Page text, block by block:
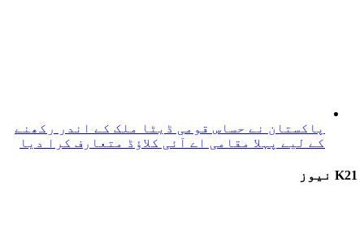
پاکستان نے حساس قومی ڈیٹا ملک کے اندر رکھنے
کے لیے پہلا مقامی اے آئی کلاؤڈ متعارف کرا دیا
K21 نیوز